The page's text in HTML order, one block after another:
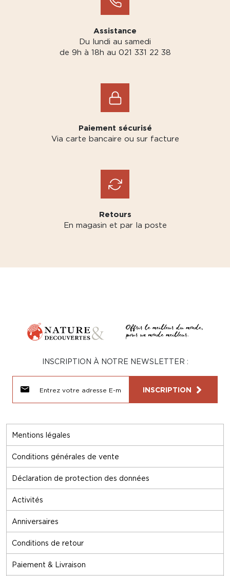
Assistance
Du lundi au samedi
de 9h à 18h au 021 331 22 38
Paiement sécurisé
Via carte bancaire ou sur facture
Retours
En magasin et par la poste
Mentions légales
Conditions générales de vente
Déclaration de protection des données
Activités
Anniversaires
Conditions de retour
Paiement & Livraison
INSCRIPTION À NOTRE NEWSLETTER :
INSCRIPTION